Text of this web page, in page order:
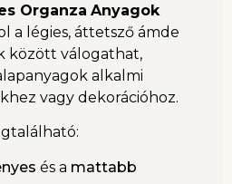
Organza Anyagok
a légies, áttetsző ámde
között válogathat,
alkalmi
vagy dekorációhoz.
és a mattabb